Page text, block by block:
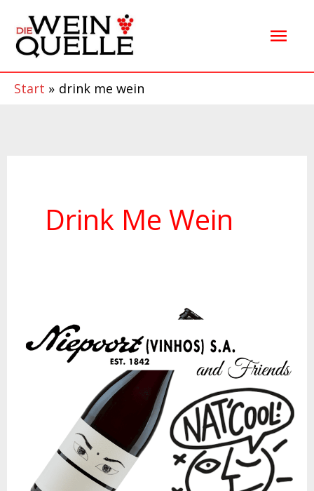
Inhalt
springen
Start drink me wein
Drink Me Wein
Cool
Vorgestellt
Wein+Markt